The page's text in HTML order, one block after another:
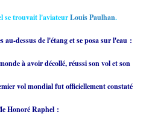
se trouvait l'aviateurLouis Paulhan.
dessus de l'étang et se posa sur l'eau :
à avoir décollé, réussi son vol et son
vol mondial fut officiellement constaté
Honoré Raphel :